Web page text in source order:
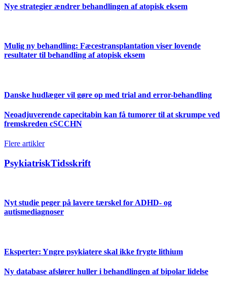
Nye strategier ændrer behandlingen af atopisk eksem
Mulig ny behandling: Fæcestransplantation viser lovende
resultater til behandling af atopisk eksem
Danske hudlæger vil gøre op med trial and error-behandling
Neoadjuverende capecitabin kan få tumorer til at skrumpe ved
fremskreden cSCCHN
Flere artikler
PsykiatriskTidsskrift
Nyt studie peger på lavere tærskel for ADHD- og
autismediagnoser
Eksperter: Yngre psykiatere skal ikke frygte lithium
Ny database afslører huller i behandlingen af bipolar lidelse